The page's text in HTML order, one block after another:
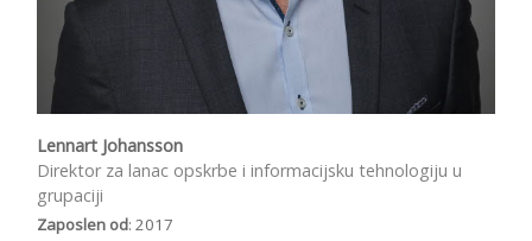
Lennart Johansson
Direktor za lanac opskrbe i informacijsku tehnologiju u
grupaciji
Zaposlen od: 2017